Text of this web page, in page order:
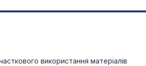
використання матеріалів